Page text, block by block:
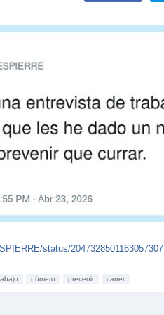
status/2047328501163057307
número prevenir carrer